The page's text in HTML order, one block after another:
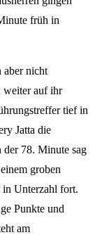
früh in
aber nicht
weiter auf ihr
tief in
Jatta die
78. Minute sag
groben
in Unterzahl fort.
Punkte und
am